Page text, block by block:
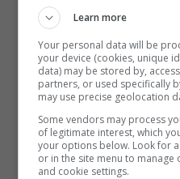
DIS-COLL, così
dottorandi di ricerca
che hanno perso
l’occupazione e che
esclusiva alla
l’INPS. Sono
Learn more
Your personal data will be
your device (cookies, unique
data) may be stored by,
partners, or used specifically
may use precise geolocation
Some vendors may process
of legitimate interest, which
your options below. Look for
or in the site menu to
and cookie settings.